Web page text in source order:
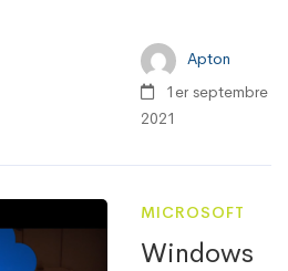
Apton
1er septembre
2021
MICROSOFT
Windows